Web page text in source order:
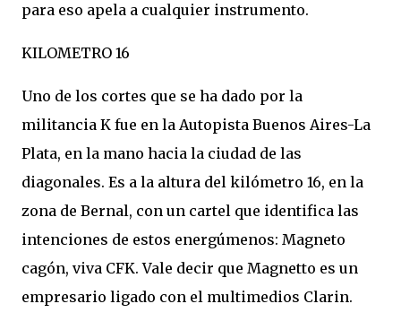
para eso apela a cualquier instrumento.
KILOMETRO 16
Uno de los cortes que se ha dado por la
militancia K fue en la Autopista Buenos Aires-La
Plata, en la mano hacia la ciudad de las
diagonales. Es a la altura del kilómetro 16, en la
zona de Bernal, con un cartel que identifica las
intenciones de estos energúmenos: Magneto
cagón, viva CFK. Vale decir que Magnetto es un
empresario ligado con el multimedios Clarin.